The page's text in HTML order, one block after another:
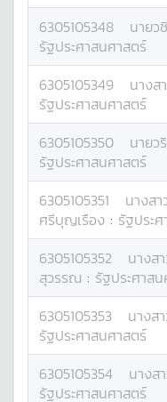
6305105348 นายว
รัฐประศาสนศาสตร์
6305105349 นางส
รัฐประศาสนศาสตร์
6305105350 นายว
รัฐประศาสนศาสตร์
6305105351 นางสา
ศรีบุญเรือง : รัฐประ
6305105352 นางส
สุวรรณ : รัฐประศาส
6305105353 นางส
รัฐประศาสนศาสตร์
6305105354 นางส
รัฐประศาสนศาสตร์